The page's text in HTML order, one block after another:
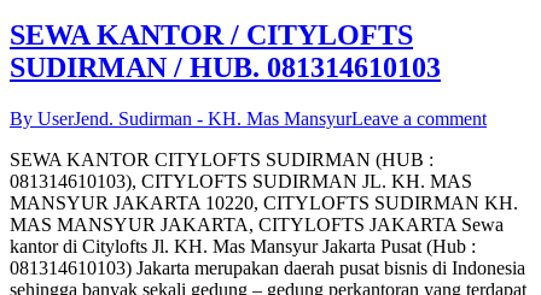
SEWA KANTOR / CITYLOFTS
SUDIRMAN / HUB. 081314610103
By UserJend. Sudirman - KH. Mas MansyurLeave a comment
SEWA KANTOR CITYLOFTS SUDIRMAN (HUB :
081314610103), CITYLOFTS SUDIRMAN JL. KH. MAS
MANSYUR JAKARTA 10220, CITYLOFTS SUDIRMAN KH.
MAS MANSYUR JAKARTA, CITYLOFTS JAKARTA Sewa
kantor di Citylofts Jl. KH. Mas Mansyur Jakarta Pusat (Hub :
081314610103) Jakarta merupakan daerah pusat bisnis di Indonesia
sehingga banyak sekali gedung – gedung perkantoran yang terdapat